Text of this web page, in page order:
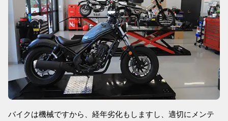
バイクは機械ですから、経年劣化もしますし、適切にメンテ